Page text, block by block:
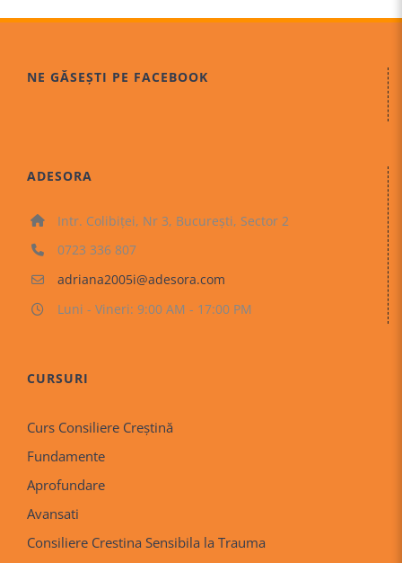
NE GĂSEȘTI PE FACEBOOK
ADESORA
Intr. Colibiței, Nr 3, București, Sector 2
0723 336 807
adriana2005i@adesora.com
Luni - Vineri: 9:00 AM - 17:00 PM
CURSURI
Curs Consiliere Creştină
Fundamente
Aprofundare
Avansati
Consiliere Crestina Sensibila la Trauma